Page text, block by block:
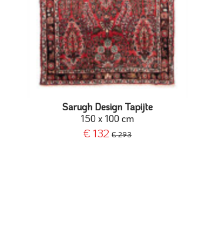
Sarugh Design Tapijte
150 x 100 cm
€ 132 € 293